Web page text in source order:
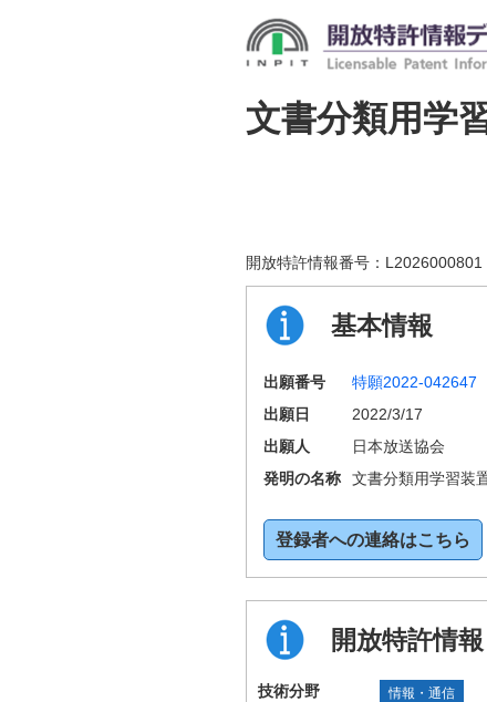
文書分類用学
開放特許情報番号： L2026000801
基本情報
出願番号 特願2022-042647
出願日
2022/3/17
出願人
日本放送協会
発明の名称
文書分類用学習装
登録者への連絡はこちら
開放特許情報
技術分野 情報・通信